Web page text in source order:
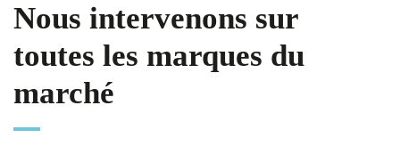
Nous intervenons sur
toutes les marques du
marché